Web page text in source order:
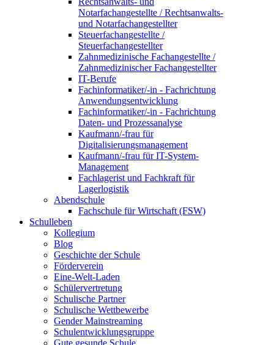
Notarfachangestellte / Rechtsanwalts-
und Notarfachangestellter
Steuerfachangestellte /
Steuerfachangestellter
Zahnmedizinische Fachangestellte /
Zahnmedizinischer Fachangestellter
IT-Berufe
Fachinformatiker/-in - Fachrichtung
Anwendungsentwicklung
Fachinformatiker/-in - Fachrichtung
Daten- und Prozessanalyse
Kaufmann/-frau für
Digitalisierungsmanagement
Kaufmann/-frau für IT-System-
Management
Fachlagerist und Fachkraft für
Lagerlogistik
Abendschule
Fachschule für Wirtschaft (FSW)
Schulleben
Kollegium
Blog
Geschichte der Schule
Förderverein
Eine-Welt-Laden
Schülervertretung
Schulische Partner
Schulische Wettbewerbe
Gender Mainstreaming
Schulentwicklungsgruppe